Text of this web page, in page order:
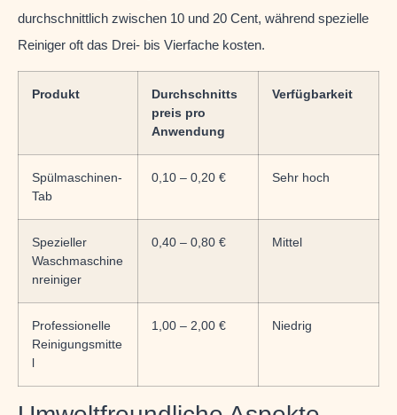
durchschnittlich zwischen 10 und 20 Cent, während spezielle
Reiniger oft das Drei- bis Vierfache kosten.
Produkt
Durchschnitts
preis pro
Anwendung
Verfügbarkeit
Spülmaschinen-
Tab
0,10 – 0,20 € Sehr hoch
Spezieller
Waschmaschine
nreiniger
0,40 – 0,80 € Mittel
Professionelle
Reinigungsmitte
l
1,00 – 2,00 € Niedrig